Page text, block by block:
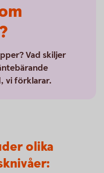
Vad skiljer
vi förklarar.
olika